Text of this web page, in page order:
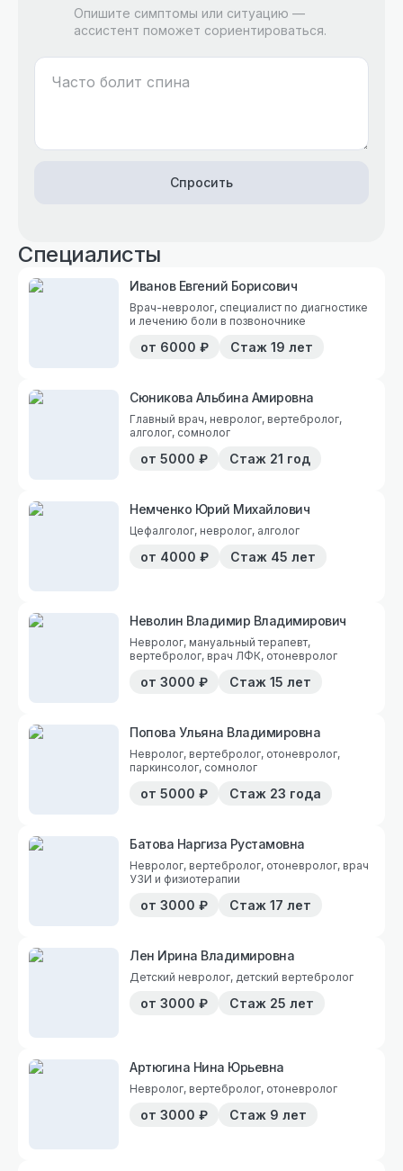
Опишите симптомы или ситуацию —
ассистент поможет сориентироваться.
Спросить
Специалисты
Иванов Евгений Борисович
Врач-невролог, специалист по диагностике
и лечению боли в позвоночнике
от 6000 ₽ Стаж 19 лет
Сюникова Альбина Амировна
Главный врач, невролог, вертебролог,
алголог, сомнолог
от 5000 ₽ Стаж 21 год
Немченко Юрий Михайлович
Цефалголог, невролог, алголог
от 4000 ₽ Стаж 45 лет
Неволин Владимир Владимирович
Невролог, мануальный терапевт,
вертебролог, врач ЛФК, отоневролог
от 3000 ₽ Стаж 15 лет
Попова Ульяна Владимировна
Невролог, вертебролог, отоневролог,
паркинсолог, сомнолог
от 5000 ₽ Стаж 23 года
Батова Наргиза Рустамовна
Невролог, вертебролог, отоневролог, врач
УЗИ и физиотерапии
от 3000 ₽ Стаж 17 лет
Лен Ирина Владимировна
Детский невролог, детский вертебролог
от 3000 ₽ Стаж 25 лет
Артюгина Нина Юрьевна
Невролог, вертебролог, отоневролог
от 3000 ₽ Стаж 9 лет